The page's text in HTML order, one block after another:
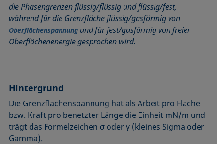
Benetzbarkeit
Benetzte Länge
Benetzung
Diffusionskoeffizient
Dispersiver Anteil
Dreiphasenpunkt
Dynamische Oberflächenspannung
Kegelschnittmethode
Kohäsionsarbeit
Kontaktwinkel
Kritische Oberflächenspannung
Laplace-Druck
Liegender Tropfen (sessile drop)
Liquid Needle
Rückzugswinkel
Schaum
Schaumbildner
Stabmethode
Stalagmometer
Statische Oberflächenspannung
Statischer Kontaktwinkel
die Phasengrenzen flüssig/flüssig und flüssig/fest,
während für die Grenzfläche flüssig/gasförmig von
Oberflächenspannung und für fest/gasförmig von freier
Oberflächenenergie gesprochen wird.
Hintergrund
Die Grenzflächenspannung hat als Arbeit pro Fläche
bzw. Kraft pro benetzter Länge die Einheit mN/m und
trägt das Formelzeichen σ oder γ (kleines Sigma oder
Gamma).